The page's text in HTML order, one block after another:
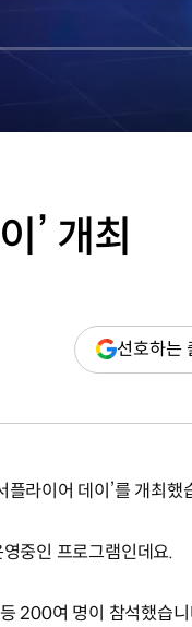
’ 개최
선호하는
라이어 데이’를 개최했
중인 프로그램인데요.
200여 명이 참석했습니